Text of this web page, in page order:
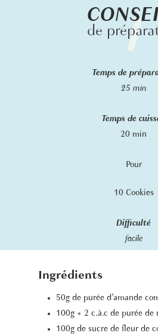
de
Temps de
25 min
Temps de
20 min
Pour
10 Cookies
Difficulté
facile
Ingrédients
50g de purée d’amande
100g + 2 c.à.c de purée
100g de sucre de fleur de